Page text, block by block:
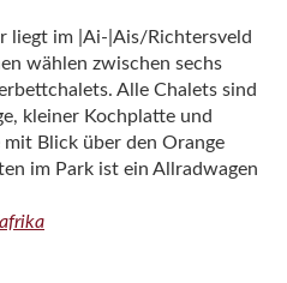
liegt im |Ai-|Ais/Richtersveld
wählen zwischen sechs
Alle Chalets sind
kleiner Kochplatte und
mit Blick über den Orange
im Park ist ein Allradwagen